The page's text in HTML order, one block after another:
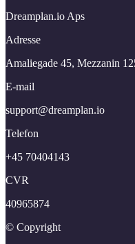
Dreamplan.io Aps
Adresse
Amaliegade 45,​ Mezzanin
E-mail
support@​dreamplan.​io
Telefon
+45 70404143
CVR
40965874
© Copyright